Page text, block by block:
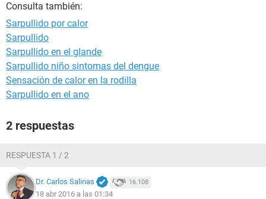
alérgica o qué puede ser si no? ¿Es normal que dure tanto?
Desde hace 3 días me estoy tomando un antiestamínico
para ver si mejora
Muchísimas gracias, un saludo
Consulta también:
Sarpullido por calor
Sarpullido
Sarpullido en el glande
Sarpullido niño sintomas del dengue
Sensación de calor en la rodilla
Sarpullido en el ano
2 respuestas
RESPUESTA 1 / 2
Dr. Carlos Salinas 16.108
18 abr 2016 a las 01:34